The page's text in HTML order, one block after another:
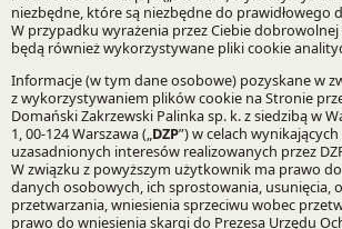
Ochrona środowiska
Bądź na bieżąco z DZP